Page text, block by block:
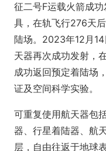
征二号F运载火箭成
具，在轨飞行276天
陆场。2023年12月
天器再次成功发射，
成功返回预定着陆场
证及空间科学实验。
可重复使用航天器包
器、行星着陆器、航
层，自由往返于地球